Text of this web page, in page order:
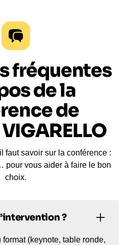
fréquentes
de la
de
faut savoir sur la conférence :
pour vous aider à faire le bon
choix.
?
(keynote, table ronde,